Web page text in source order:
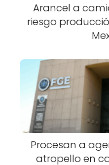
Arancel a
riesgo
Procesan a
atropello en